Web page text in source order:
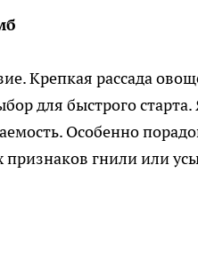
Крепкая рассада
для быстрого
Особенно
гнили или